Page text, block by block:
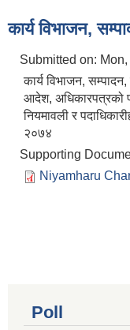
कार्य विभाजन,
Submitted on:
कार्य विभाजन, सम्पादन,
आदेश, अधिकारपत्रको
नियमावली र
२०७४
Supporting
Niyamharu
Poll